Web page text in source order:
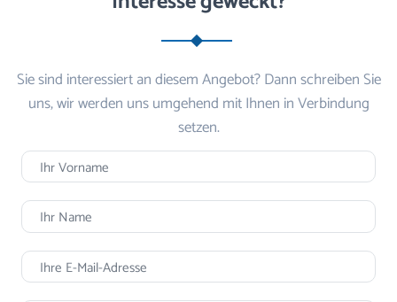
Sie sind interessiert an diesem Angebot? Dann schreiben Sie
uns, wir werden uns umgehend mit Ihnen in Verbindung
setzen.